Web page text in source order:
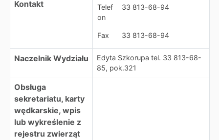
Kontakt
Telef
on
33 813-68-94
Fax 33 813-68-94
Naczelnik Wydziału
Edyta Szkorupa tel. 33 813-68-
85, pok.321
Obsługa
sekretariatu, karty
wędkarskie, wpis
lub wykreślenie z
rejestru zwierząt